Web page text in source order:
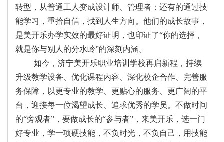
转型，从普通工人变成设计师、管理者；还有的通过技
能学习，重拾自信，找到人生方向。他们的成长故事，
是美开乐办学实效的最好证明，也印证了“你的选择，
就是你与别人的分水岭”的深刻内涵。
如今，济宁美开乐职业培训学校再启新程，持续
升级教学设备、优化课程内容、深化校企合作、完善服
务保障，以更专业的教学、更贴心的服务、更广阔的平
台，迎接每一位渴望成长、追求优秀的学员。不做时间
的“旁观者”，要做成长的“参与者”，来美开乐，选一门
好专业，学一项硬技能，不负时光，不负自己，用技能